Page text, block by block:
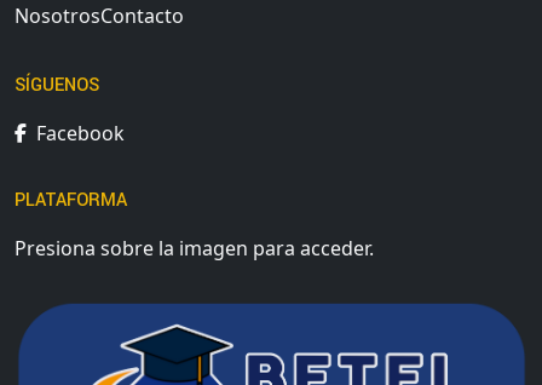
NosotrosContacto
SÍGUENOS
Facebook
PLATAFORMA
Presiona sobre la imagen para acceder.